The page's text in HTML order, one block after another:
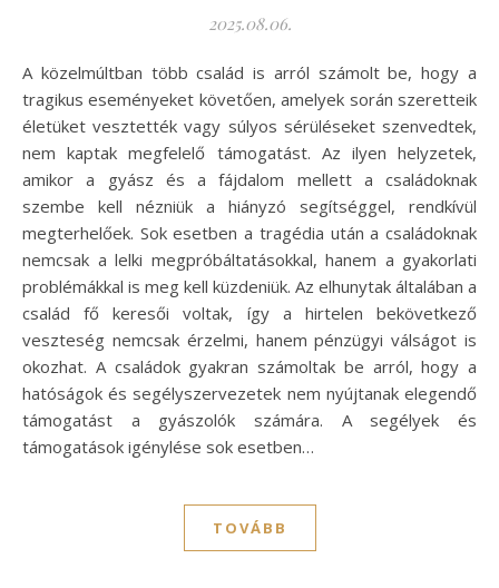
2025.08.06.
A közelmúltban több család is arról számolt be, hogy a
tragikus eseményeket követően, amelyek során szeretteik
életüket vesztették vagy súlyos sérüléseket szenvedtek,
nem kaptak megfelelő támogatást. Az ilyen helyzetek,
amikor a gyász és a fájdalom mellett a családoknak
szembe kell nézniük a hiányzó segítséggel, rendkívül
megterhelőek. Sok esetben a tragédia után a családoknak
nemcsak a lelki megpróbáltatásokkal, hanem a gyakorlati
problémákkal is meg kell küzdeniük. Az elhunytak általában a
család fő keresői voltak, így a hirtelen bekövetkező
veszteség nemcsak érzelmi, hanem pénzügyi válságot is
okozhat. A családok gyakran számoltak be arról, hogy a
hatóságok és segélyszervezetek nem nyújtanak elegendő
támogatást a gyászolók számára. A segélyek és
támogatások igénylése sok esetben…
TOVÁBB